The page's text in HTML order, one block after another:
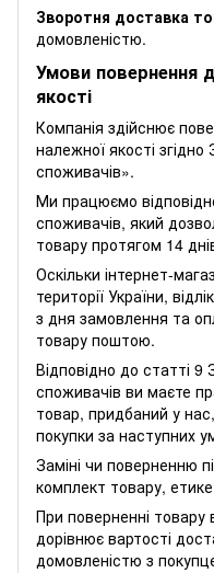
Зворотня доставка
домовленістю.
Умови повернення
якості
Компанія здійснює
належної якості згідно
споживачів».
Ми працюємо
споживачів, який
товару протягом 14
Оскільки інтернет-
території України,
з дня замовлення та
товару поштою.
Відповідно до статті
споживачів ви маєте
товар, придбаний у
покупки за наступних
Заміні чи поверненню
комплект товару,
При поверненні товару
дорівнює вартості
домовленістю з